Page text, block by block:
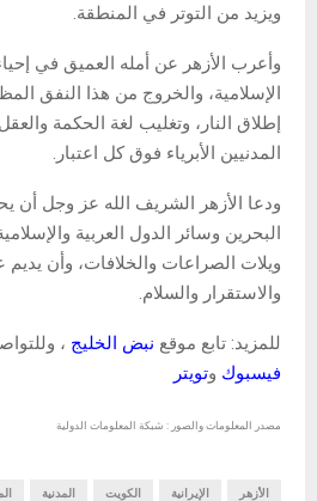
ويزيد من التوتر في المنطقة.
وأعرب الأزهر عن أمله العميق في
الإسلامية، والخروج من هذا النفق
إطلاق النار، وتغليب لغة الحكمة
المدنيين الأبرياء فوق كل اعتبار.
ودعا الأزهر الشريف الله عز وجل أن
البحرين وسائر الدول العربية
ويلات الصراعات والخلافات، وأن يديم
والاستقرار والسلام.
للمزيد: تابع موقع نبض الخليج ،
فيسبوك وتويتر
مصدر المعلومات والصور : شبكة المعلومات الدولية
الأزهر الإيرانية الكويت المدنية